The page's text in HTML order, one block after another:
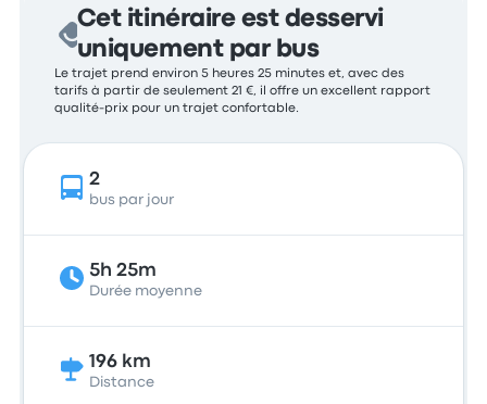
Cet itinéraire est desservi
uniquement par bus
Le trajet prend environ 5 heures 25 minutes et, avec des
tarifs à partir de seulement 21 €, il offre un excellent rapport
qualité-prix pour un trajet confortable.
2
bus par jour
5h 25m
Durée moyenne
196 km
Distance